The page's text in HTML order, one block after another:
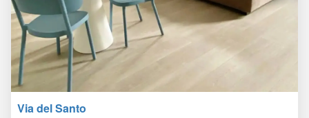
Via del Santo